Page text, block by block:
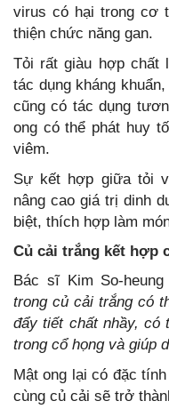
virus có hại trong cơ
thiện chức năng gan.
Tỏi rất giàu hợp chất
tác dụng kháng
cũng có tác dụng
ong có thể phát huy
viêm.
Sự kết hợp giữa tỏi
nâng cao giá trị dinh
biệt, thích hợp làm
Củ cải trắng kết hợp
Bác sĩ Kim So-
trong củ cải trắng có
đẩy tiết chất nhầy, có
trong cổ họng và giúp
Mật ong lại có đặc
cùng củ cải sẽ trở